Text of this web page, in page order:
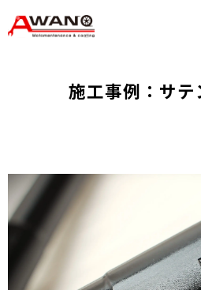
施工事例：サテ